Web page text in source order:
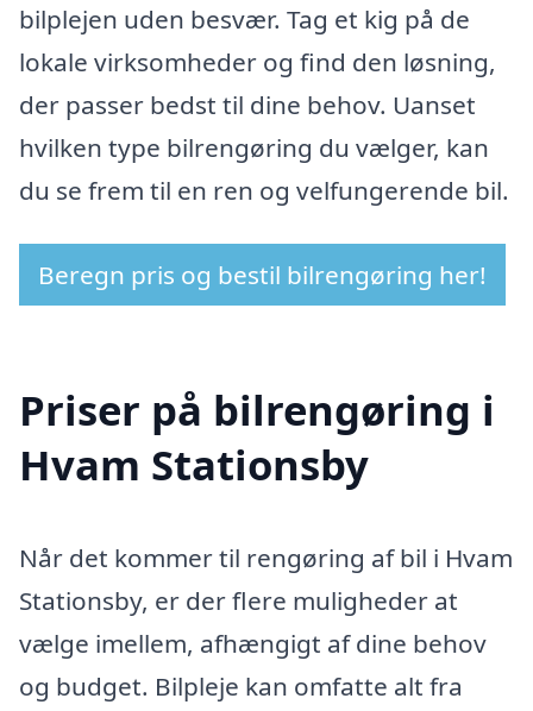
bilplejen uden besvær. Tag et kig på de
lokale virksomheder og find den løsning,
der passer bedst til dine behov. Uanset
hvilken type bilrengøring du vælger, kan
du se frem til en ren og velfungerende bil.
Beregn pris og bestil bilrengøring her!
Priser på bilrengøring i
Hvam Stationsby
Når det kommer til rengøring af bil i Hvam
Stationsby, er der flere muligheder at
vælge imellem, afhængigt af dine behov
og budget. Bilpleje kan omfatte alt fra